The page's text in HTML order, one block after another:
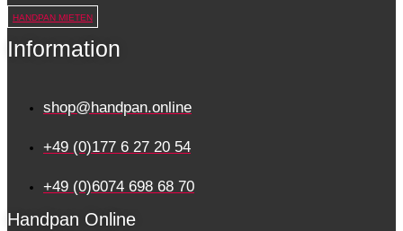
HANDPAN MIETEN
Information
shop@handpan.online
+49 (0)177 6 27 20 54
+49 (0)6074 698 68 70
Handpan Online